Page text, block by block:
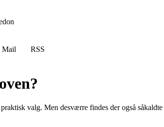
Mail
RSS
valg. Men desværre findes der også